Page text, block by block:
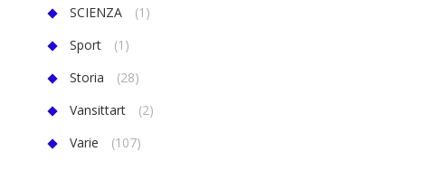
SCIENZA
(1)
Sport
(1)
Storia
(28)
Vansittart
(2)
Varie
(107)